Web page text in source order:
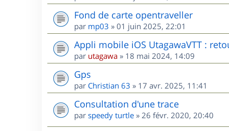
Fond de carte opentraveller
par mp03 » 01 juin 2025, 22:01
Appli mobile iOS UtagawaVTT :
par utagawa » 18 mai 2024, 14:09
Gps
par Christian 63 » 17 avr. 2025, 11:41
Consultation d'une trace
par speedy turtle » 26 févr. 2020, 20:40